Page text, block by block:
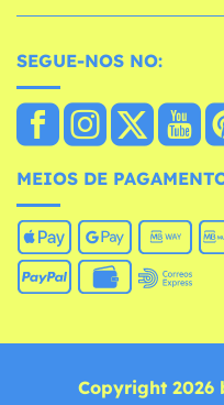
SEGUE-NOS NO:
MEIOS DE
Copyright 2026